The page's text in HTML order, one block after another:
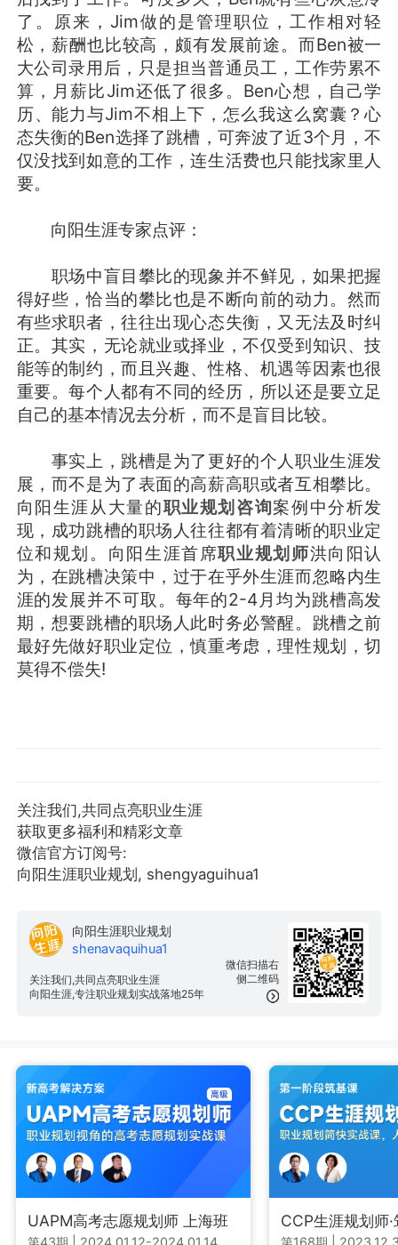
了。原来，Jim做的是管理职位，工作相对轻
松，薪酬也比较高，颇有发展前途。而Ben被一
大公司录用后，只是担当普通员工，工作劳累不
算，月薪比Jim还低了很多。Ben心想，自己学
历、能力与Jim不相上下，怎么我这么窝囊？心
态失衡的Ben选择了跳槽，可奔波了近3个月，不
仅没找到如意的工作，连生活费也只能找家里人
要。
向阳生涯专家点评：
职场中盲目攀比的现象并不鲜见，如果把握
得好些，恰当的攀比也是不断向前的动力。然而
有些求职者，往往出现心态失衡，又无法及时纠
正。其实，无论就业或择业，不仅受到知识、技
能等的制约，而且兴趣、性格、机遇等因素也很
重要。每个人都有不同的经历，所以还是要立足
自己的基本情况去分析，而不是盲目比较。
事实上，跳槽是为了更好的个人职业生涯发
展，而不是为了表面的高薪高职或者互相攀比。
向阳生涯从大量的职业规划咨询案例中分析发
现，成功跳槽的职场人往往都有着清晰的职业定
位和规划。向阳生涯首席职业规划师洪向阳认
为，在跳槽决策中，过于在乎外生涯而忽略内生
涯的发展并不可取。每年的2-4月均为跳槽高发
期，想要跳槽的职场人此时务必警醒。跳槽之前
最好先做好职业定位，慎重考虑，理性规划，切
莫得不偿失!
关注我们,共同点亮职业生涯
获取更多福利和精彩文章
微信官方订阅号:
向阳生涯职业规划, shengyaguihua1
微信扫描右
侧二维码
向阳生涯职业规划
shenavaquihua1
关注我们,共同点亮职业生涯
向阳生涯,专注职业规划实战落地25年
UAPM高考志愿规划师 上海班 CCP生涯规划师